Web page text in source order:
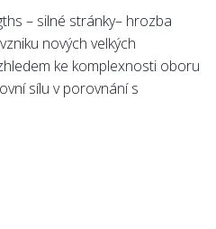
– silné stránky– hrozba
nových velkých
ke komplexnosti oboru
sílu v porovnání s